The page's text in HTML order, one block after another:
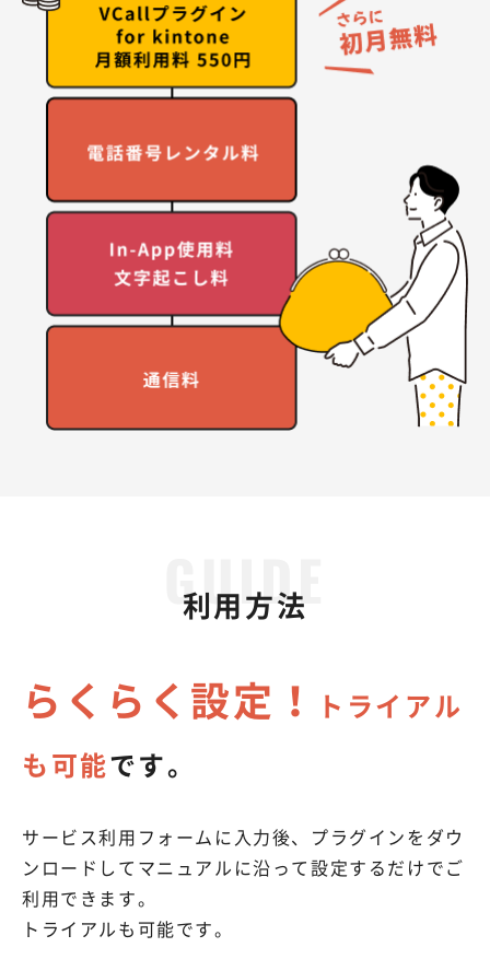
利用方法
らくらく設定！
トライアル
も可能です。
サービス利用フォームに入力後、プラグインをダウ
ンロードしてマニュアルに沿って設定するだけでご
利用できます。
トライアルも可能です。